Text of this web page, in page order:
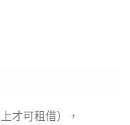
才可租借），